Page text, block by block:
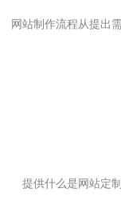
网站制作流程从提出
提供什么是网站定